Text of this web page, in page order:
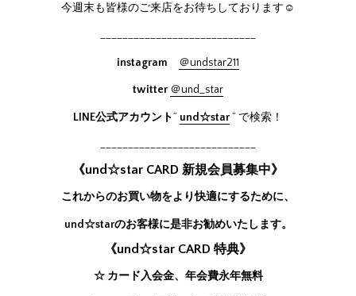
今週末も皆様のご来店をお待ちしております☺
____________________________
instagram ＠undstar211
twitter ＠und_star
LINE公式アカウント” und☆star” で検索！
____________________________
《und☆star CARD 新規会員募集中》
これからのお買い物をより快適にするために、
und☆starのお客様に是非お勧めいたします。
《und☆star CARD 特典》
☆ カード入会金、年会費永年無料